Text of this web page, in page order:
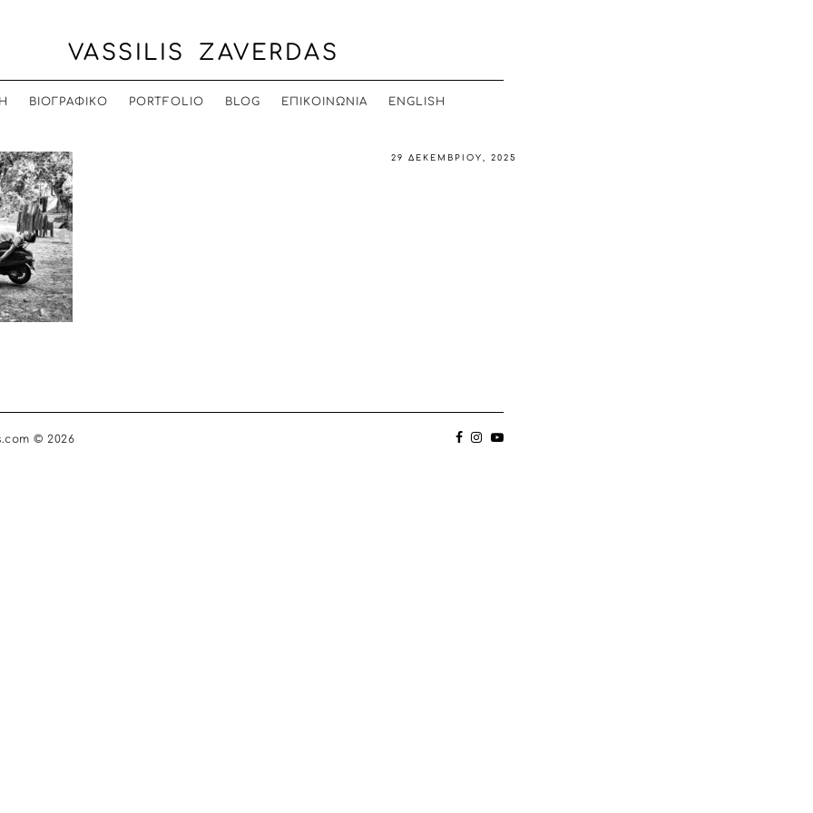
VASSILIS ZAVERDAS
ΒΙΟΓΡΑΦΙΚΟ PORTFOLIO BLOG ΕΠΙΚΟΙΝΩΝΙΑ ENGLISH
29 ΔΕΚΕΜΒΡΊΟΥ, 2025
© 2026